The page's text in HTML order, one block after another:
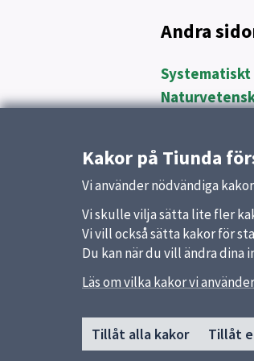
Andra
Språk och
Kakor på Tiunda
Vi använder nödvändiga
Vi skulle vilja sätta lite fler
Vi vill också sätta kakor för
Du kan när du vill ändra dina
Läs om vilka kakor vi
Tillåt alla kakor Tillåt
SidfotHuvudmeny
Start